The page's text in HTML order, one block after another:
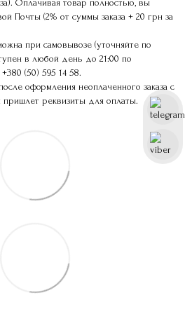
Оплачивая товар полностью, вы
Почты (2% от суммы заказа + 20 грн за
при самовывозе (уточняйте по
в любой день до 21:00 по
+380 (50) 595 14 58.
оформления неоплаченного заказа с
реквизиты для оплаты.